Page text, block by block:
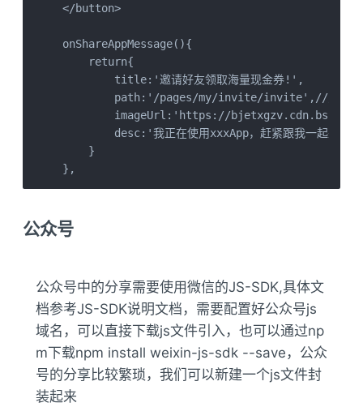
</button>
onShareAppMessage(){
    return{
        title:'邀请好友领取海量现金券!',
path:'/pages/my/invite/invite',//页面
imageUrl:'https://
desc:'我正在使用xxxApp，赶紧跟我一起来体
    }
},
公众号
公众号中的分享需要使用微信的JS-SDK,具体文
档参考JS-SDK说明文档，需要配置好公众号js
域名，可以直接下载js文件引入，也可以通过np
m下载npm install weixin-js-sdk --save，公众
号的分享比较繁琐，我们可以新建一个js文件封
装起来